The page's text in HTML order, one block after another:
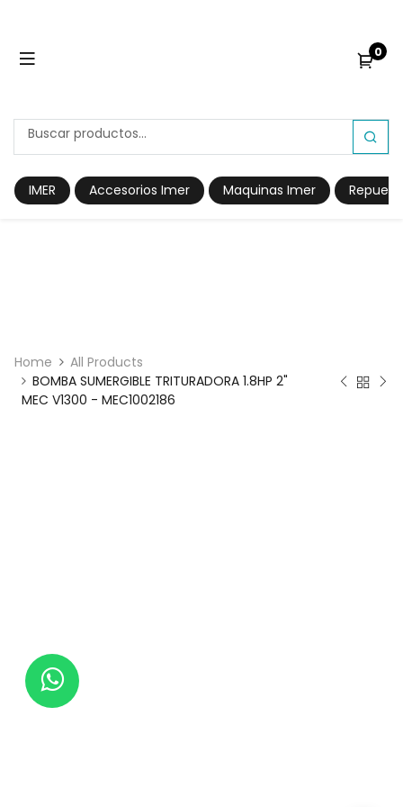
0
IMER Accesorios Imer Maquinas Imer
Home
All Products
BOMBA SUMERGIBLE TRITURADORA 1.8HP 2"
MEC V1300 - MEC1002186